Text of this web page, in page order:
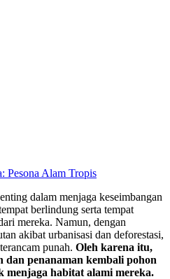
Pesona Alam Tropis
dalam menjaga keseimbangan
berlindung serta tempat
mereka. Namun, dengan
akibat urbanisasi dan deforestasi,
punah. Oleh karena itu,
penanaman kembali pohon
menjaga habitat alami mereka.